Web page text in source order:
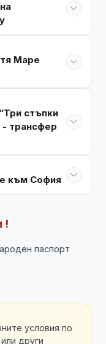
Маре
стъпки
- трансфер
към София
!
паспорт
условия по
други